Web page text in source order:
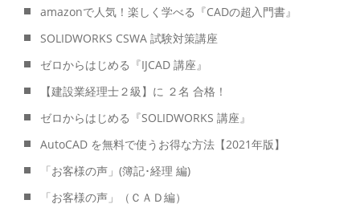
amazonで人気！楽しく学べる『CADの超入門書』
SOLIDWORKS CSWA 試験対策講座
ゼロからはじめる『IJCAD 講座』
【建設業経理士２級】に ２名 合格！
ゼロからはじめる『SOLIDWORKS 講座』
AutoCAD を無料で使うお得な方法【2021年版】
「お客様の声」(簿記･経理 編)
「お客様の声」（ＣＡＤ編）